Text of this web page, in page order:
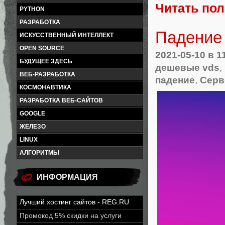
PYTHON
РАЗРАБОТКА
ИСКУССТВЕННЫЙ ИНТЕЛЛЕКТ
OPEN SOURCE
БУДУЩЕЕ ЗДЕСЬ
ВЕБ-РАЗРАБОТКА
КОСМОНАВТИКА
РАЗРАБОТКА ВЕБ-САЙТОВ
GOOGLE
ЖЕЛЕЗО
LINUX
АЛГОРИТМЫ
ИНФОРМАЦИЯ
Лучший хостинг сайтов - REG.RU
Промокод 5% скидки на услуги
Читать
2021-05-10 в
дешевые vds,
падение,